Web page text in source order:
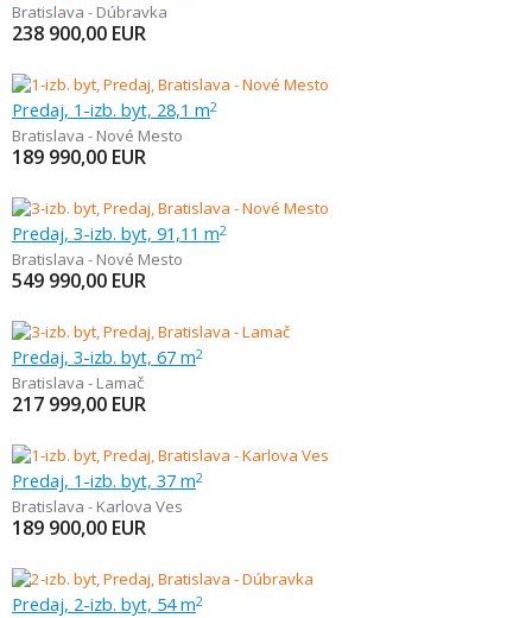
Bratislava - Dúbravka
238 900,00 EUR
Predaj, 1-izb. byt, 28,1 m2
Bratislava - Nové Mesto
189 990,00 EUR
Predaj, 3-izb. byt, 91,11 m2
Bratislava - Nové Mesto
549 990,00 EUR
Predaj, 3-izb. byt, 67 m2
Bratislava - Lamač
217 999,00 EUR
Predaj, 1-izb. byt, 37 m2
Bratislava - Karlova Ves
189 900,00 EUR
Predaj, 2-izb. byt, 54 m2